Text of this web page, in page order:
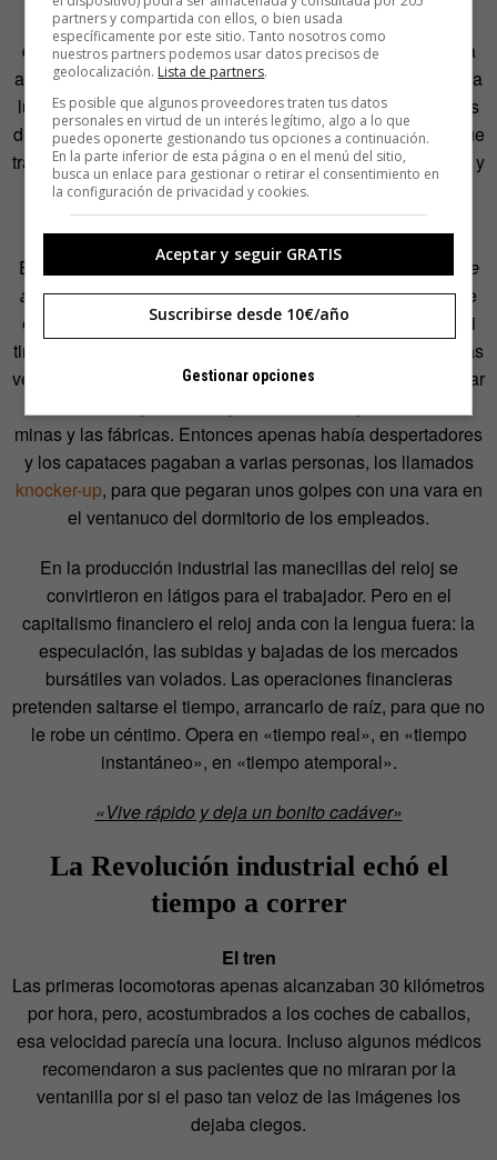
literalmente dinero, y cuando el tiempo es dinero, más
deprisa significa mejor», explica Wajcman. En la era de la
agricultura y de la artesanía, el trabajo se guiaba más por la
luz, el clima y la naturaleza. Pero la llegada de los motores
de vapor provocó un giro en la historia de la humanidad que
transformó el planeta en una bola llena de humos, fábricas y
premuras.
La ética puritana apretó aún más la prisa. El historiador
Edward Thompson contó en su libroTime, Work-Discipline
and Industrial Capitalismque en las factorías británicas se
extendió la idea de que no debía malgastarse el tiempo ni
tirarlo por la ventana. En aquel siglo XIX lo que tiraban a las
ventanas eran guisantes o piedras pequeñas para despertar
minas y las fábricas. Entonces apenas había despertadores
y los capataces pagaban a varias personas, los llamados
knocker-up, para que pegaran unos golpes con una vara en
el ventanuco del dormitorio de los empleados.
En la producción industrial las manecillas del reloj se
convirtieron en látigos para el trabajador. Pero en el
capitalismo financiero el reloj anda con la lengua fuera: la
especulación, las subidas y bajadas de los mercados
bursátiles van volados. Las operaciones financieras
pretenden saltarse el tiempo, arrancarlo de raíz, para que no
le robe un céntimo. Opera en «tiempo real», en «tiempo
instantáneo», en «tiempo atemporal».
«Vive rápido y deja un bonito cadáver»
La Revolución industrial echó el
tiempo a correr
El tren
Las primeras locomotoras apenas alcanzaban 30 kilómetros
por hora, pero, acostumbrados a los coches de caballos,
esa velocidad parecía una locura. Incluso algunos médicos
recomendaron a sus pacientes que no miraran por la
ventanilla por si el paso tan veloz de las imágenes los
dejaba ciegos.
partners y compartida con ellos, o bien usada
específicamente por este sitio. Tanto nosotros como
nuestros partners podemos usar datos precisos de
geolocalización. Lista de partners.
Es posible que algunos proveedores traten tus datos
personales en virtud de un interés legítimo, algo a lo que
puedes oponerte gestionando tus opciones a continuación.
En la parte inferior de esta página o en el menú del sitio,
busca un enlace para gestionar o retirar el consentimiento en
la configuración de privacidad y cookies.
Aceptar y seguir GRATIS
Suscribirse desde 10€/año
Gestionar opciones